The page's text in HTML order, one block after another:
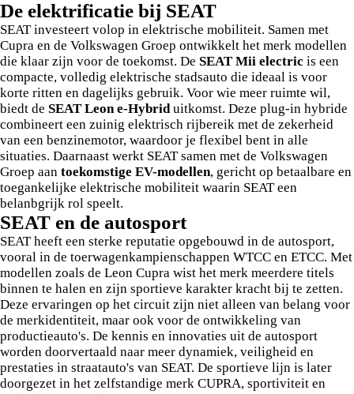
De elektrificatie bij SEAT
SEAT investeert volop in elektrische mobiliteit. Samen met
Cupra en de Volkswagen Groep ontwikkelt het merk modellen
die klaar zijn voor de toekomst. De SEAT Mii electric is een
compacte, volledig elektrische stadsauto die ideaal is voor
korte ritten en dagelijks gebruik. Voor wie meer ruimte wil,
biedt de SEAT Leon e-Hybriduitkomst. Deze plug-in hybride
combineert een zuinig elektrisch rijbereik met de zekerheid
van een benzinemotor, waardoor je flexibel bent in alle
situaties. Daarnaast werkt SEAT samen met de Volkswagen
Groep aan toekomstige EV-modellen, gericht op betaalbare en
toegankelijke elektrische mobiliteit waarin SEAT een
belanbgrijk rol speelt.
SEAT en de autosport
SEAT heeft een sterke reputatie opgebouwd in de autosport,
vooral in de toerwagenkampienschappen WTCC en ETCC. Met
modellen zoals de Leon Cupra wist het merk meerdere titels
binnen te halen en zijn sportieve karakter kracht bij te zetten.
Deze ervaringen op het circuit zijn niet alleen van belang voor
de merkidentiteit, maar ook voor de ontwikkeling van
productieauto's. De kennis en innovaties uit de autosport
worden doorvertaald naar meer dynamiek, veiligheid en
prestaties in straatauto's van SEAT. De sportieve lijn is later
doorgezet in het zelfstandige merk CUPRA, sportiviteit en